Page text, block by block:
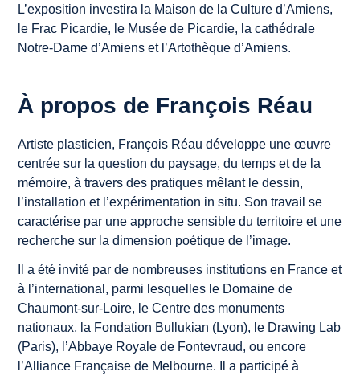
L’exposition investira la Maison de la Culture d’Amiens,
le Frac Picardie, le Musée de Picardie, la cathédrale
Notre-Dame d’Amiens et l’Artothèque d’Amiens.
À propos de François Réau
Artiste plasticien, François Réau développe une œuvre
centrée sur la question du paysage, du temps et de la
mémoire, à travers des pratiques mêlant le dessin,
l’installation et l’expérimentation in situ. Son travail se
caractérise par une approche sensible du territoire et une
recherche sur la dimension poétique de l’image.
Il a été invité par de nombreuses institutions en France et
à l’international, parmi lesquelles le Domaine de
Chaumont-sur-Loire, le Centre des monuments
nationaux, la Fondation Bullukian (Lyon), le Drawing Lab
(Paris), l’Abbaye Royale de Fontevraud, ou encore
l’Alliance Française de Melbourne. Il a participé à